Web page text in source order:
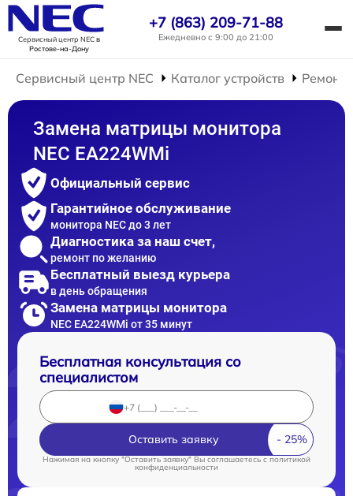
Сервисный центр NECв
Ростове-на-Дону
+7 (863) 209-71-88
Ежедневно с 9:00 до 21:00
Сервисный центр NEC Каталог устройств Ремонт
Замена матрицы монитора
NEC EA224WMi
Официальный сервис
Гарантийное обслуживание
монитора NEC до 3 лет
Диагностика за наш счет,
ремонт по желанию
Бесплатный выезд курьера
в день обращения
Замена матрицы монитора
NEC EA224WMi от 35 минут
Бесплатная консультация со
специалистом
Оставить заявку
Нажимая на кнопку "Оставить заявку" Вы соглашаетесь cполитикой
конфиденциальности